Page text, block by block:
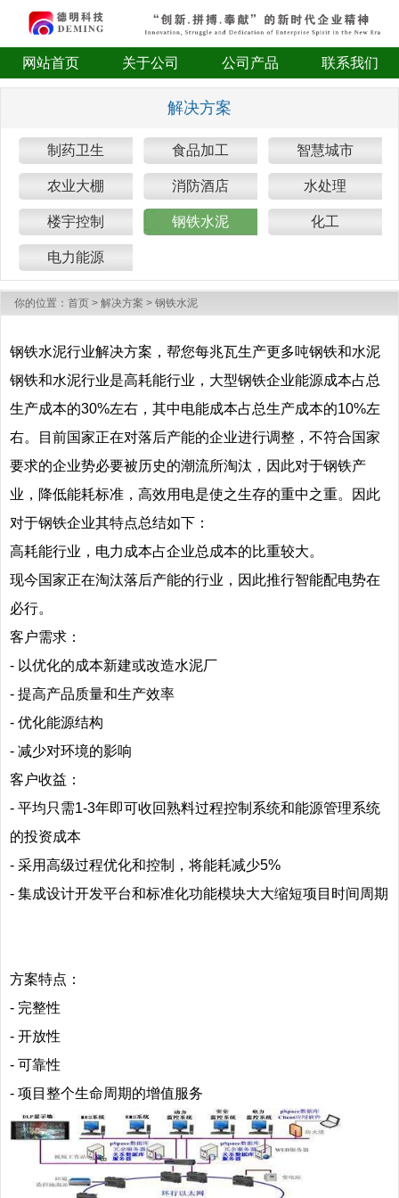
网站首页 关于公司 公司产品 联系我们
解决方案
制药卫生 食品加工 智慧城市
农业大棚 消防酒店 水处理
楼宇控制 钢铁水泥 化工
电力能源
你的位置： 首页 > 解决方案 > 钢铁水泥
钢铁水泥行业解决方案，帮您每兆瓦生产更多吨钢铁和水泥
钢铁和水泥行业是高耗能行业，大型钢铁企业能源成本占总
生产成本的30%左右，其中电能成本占总生产成本的10%左
右。目前国家正在对落后产能的企业进行调整，不符合国家
要求的企业势必要被历史的潮流所淘汰，因此对于钢铁产
业，降低能耗标准，高效用电是使之生存的重中之重。因此
对于钢铁企业其特点总结如下：
高耗能行业，电力成本占企业总成本的比重较大。
现今国家正在淘汰落后产能的行业，因此推行智能配电势在
必行。
客户需求：
- 以优化的成本新建或改造水泥厂
- 提高产品质量和生产效率
- 优化能源结构
- 减少对环境的影响
客户收益：
- 平均只需1-3年即可收回熟料过程控制系统和能源管理系统
的投资成本
- 采用高级过程优化和控制，将能耗减少5%
- 集成设计开发平台和标准化功能模块大大缩短项目时间周期
方案特点：
- 完整性
- 开放性
- 可靠性
- 项目整个生命周期的增值服务